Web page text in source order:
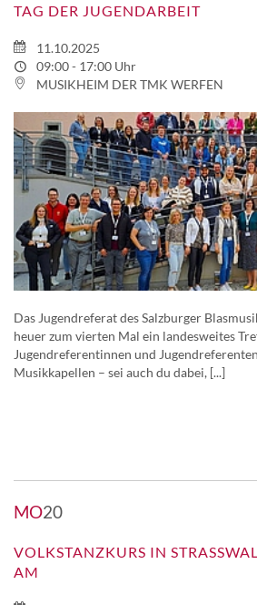
TAG DER JUGENDARBEIT
11.10.2025
09:00 - 17:00 Uhr
MUSIKHEIM DER TMK WERFEN
Das Jugendreferat des Salzburger
heuer zum vierten Mal ein landesweites
Jugendreferentinnen und
Musikkapellen – sei auch du dabei, [...]
MO20
VOLKSTANZKURS IN
M